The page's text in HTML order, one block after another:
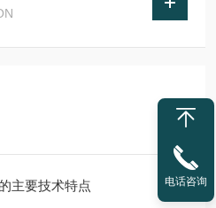
主要技术特点 电话咨询